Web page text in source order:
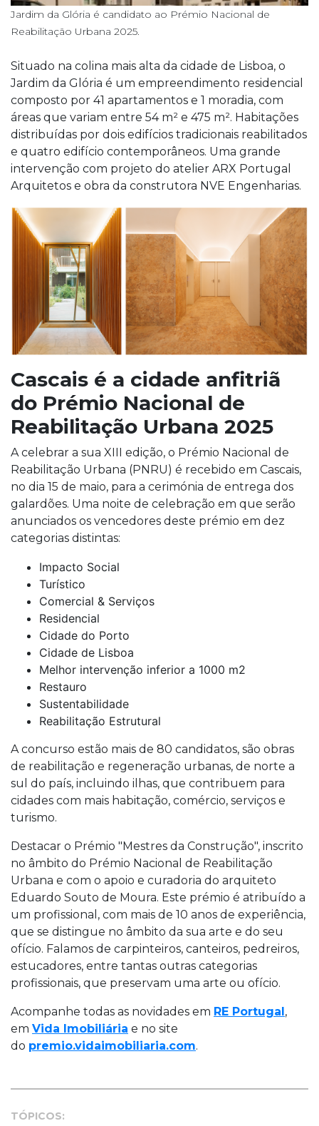
Jardim da Glória é candidato ao Prémio Nacional de
Reabilitação Urbana 2025.
Situado na colina mais alta da cidade de Lisboa, o
Jardim da Glória é um empreendimento residencial
composto por 41 apartamentos e 1 moradia, com
áreas que variam entre 54 m² e 475 m². Habitações
distribuídas por dois edifícios tradicionais reabilitados
e quatro edifício contemporâneos. Uma grande
intervenção com projeto do atelier ARX Portugal
Arquitetos e obra da construtora NVE Engenharias.
Cascais é a cidade anfitriã
do Prémio Nacional de
Reabilitação Urbana 2025
A celebrar a sua XIII edição, o Prémio Nacional de
Reabilitação Urbana (PNRU) é recebido em Cascais,
no dia 15 de maio, para a cerimónia de entrega dos
galardões. Uma noite de celebração em que serão
anunciados os vencedores deste prémio em dez
categorias distintas:
Impacto Social
Turístico
Comercial & Serviços
Residencial
Cidade do Porto
Cidade de Lisboa
Melhor intervenção inferior a 1000 m2
Restauro
Sustentabilidade
Reabilitação Estrutural
A concurso estão mais de 80 candidatos, são obras
de reabilitação e regeneração urbanas, de norte a
sul do país, incluindo ilhas, que contribuem para
cidades com mais habitação, comércio, serviços e
turismo.
Destacar o Prémio "Mestres da Construção", inscrito
no âmbito do Prémio Nacional de Reabilitação
Urbana e com o apoio e curadoria do arquiteto
Eduardo Souto de Moura. Este prémio é atribuído a
um profissional, com mais de 10 anos de experiência,
que se distingue no âmbito da sua arte e do seu
ofício. Falamos de carpinteiros, canteiros, pedreiros,
estucadores, entre tantas outras categorias
profissionais, que preservam uma arte ou ofício.
Acompanhe todas as novidades em RE Portugal,
em Vida Imobiliária e no site
do premio.vidaimobiliaria.com.
TÓPICOS: